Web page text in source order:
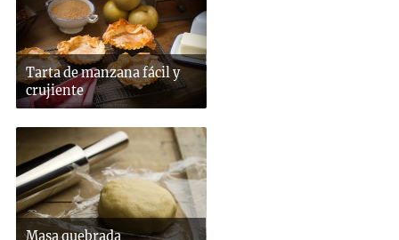
Tarta de manzana fácil y
crujiente
Masa quebrada